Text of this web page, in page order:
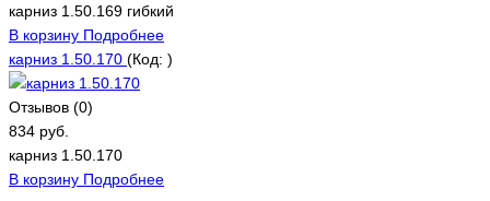
карниз 1.50.169 гибкий
В корзину Подробнее
карниз 1.50.170 (Код: )
Отзывов (0)
834 руб.
карниз 1.50.170
В корзину Подробнее